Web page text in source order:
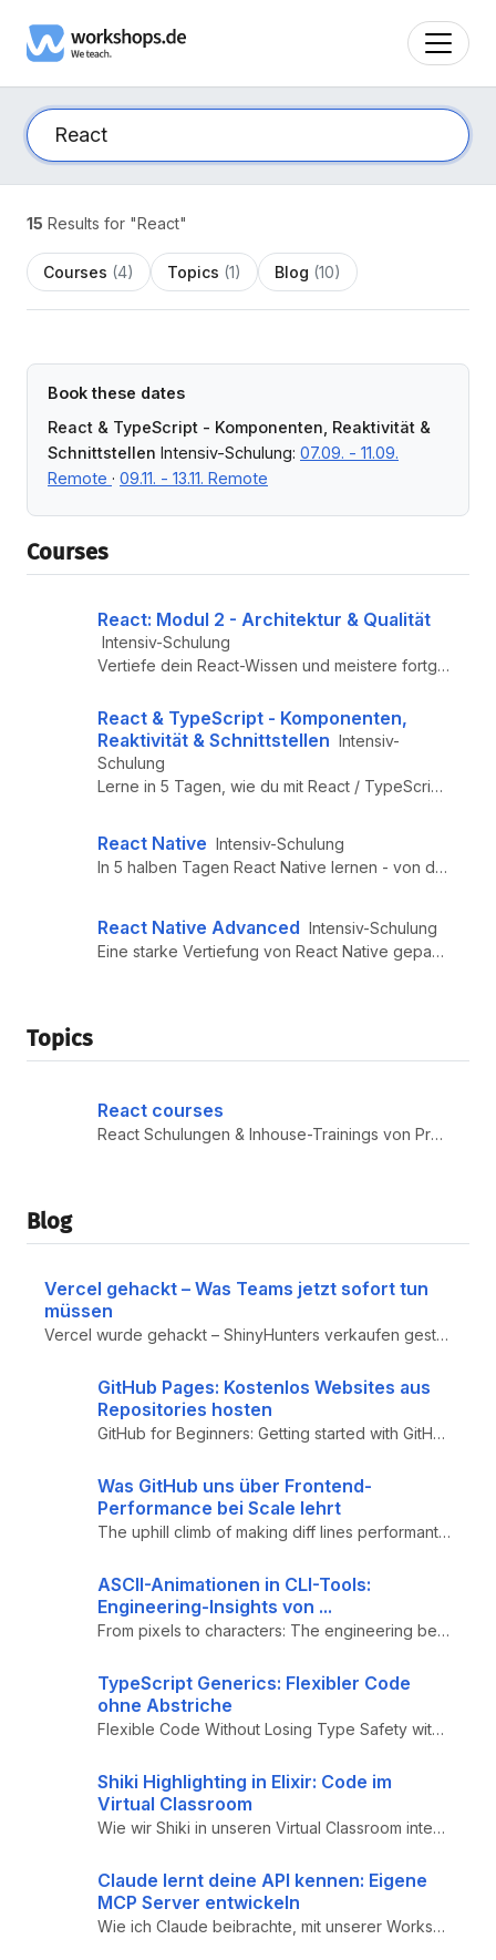
15 Results for "React"
Courses (4) Topics (1) Blog (10)
Book these dates
React & TypeScript - Komponenten, Reaktivität &
Schnittstellen Intensiv-Schulung: 07.09. - 11.09.
Remote · 09.11. - 13.11. Remote
Courses
React: Modul 2 - Architektur & Qualität
Intensiv-Schulung
Vertiefe dein React-Wissen und meistere fortgeschrittene Techniken für anspruchsvolle Projekte.
React & TypeScript - Komponenten,
Reaktivität & Schnittstellen Intensiv-
Schulung
Lerne in 5 Tagen, wie du mit React / TypeScript startest. Auch als Inhouse-Schulung oder Remote buchbar. Jetzt mehr erf...
React Native Intensiv-Schulung
In 5 halben Tagen React Native lernen - von den Expert:innen von ReactJS.DE. Auch als Inhouse-Schulung buchbar. Jetzt me...
React Native Advanced Intensiv-Schulung
Eine starke Vertiefung von React Native gepaart mit fortgeschrittenen React.js und TypeScript Konzepten im Kontext von R...
Topics
React courses
React Schulungen & Inhouse-Trainings von Profis mit Projekterfahrung. Praxisnahe Workshops zu React, Redux, Next.js, Rea...
Blog
Vercel gehackt – Was Teams jetzt sofort tun
müssen
Vercel wurde gehackt – ShinyHunters verkaufen gestohlene Daten: Mitarbeiternamen und E-Mail-Adressen bereits veröffentli...
GitHub Pages: Kostenlos Websites aus
Repositories hosten
GitHub for Beginners: Getting started with GitHub Pages – Praktischer Einsteiger-Guide zu GitHub Pages: Deployment aus B...
Was GitHub uns über Frontend-
Performance bei Scale lehrt
The uphill climb of making diff lines performant – GitHub Engineering Case Study zu Performance-Optimierung auf Scale: C...
ASCII-Animationen in CLI-Tools:
Engineering-Insights von ...
From pixels to characters: The engineering behind GitHub Copilot CLI's animated ASCII banner - Technische Implementation...
TypeScript Generics: Flexibler Code
ohne Abstriche
Flexible Code Without Losing Type Safety with TS Generics - TypeScript Generics Tutorial mit praktischen Beispielen: Reu...
Shiki Highlighting in Elixir: Code im
Virtual Classroom
Wie wir Shiki in unseren Virtual Classroom integriert haben: Node.js-Bridge, Transformers, Inline-Code-Highlighting für ...
Claude lernt deine API kennen: Eigene
MCP Server entwickeln
Wie ich Claude beibrachte, mit unserer Workshops.DE API zu plaudern! Ein Deep-Dive in die Welt der MCP Server mit prakti...